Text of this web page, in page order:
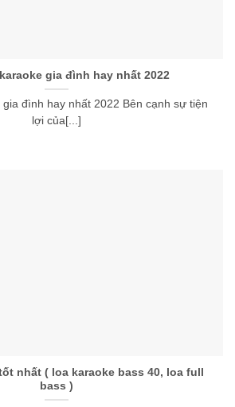
gia đình hay nhất 2022
đình hay nhất 2022 Bên cạnh sự tiện
lợi của[...]
nhất ( loa karaoke bass 40, loa full
bass )